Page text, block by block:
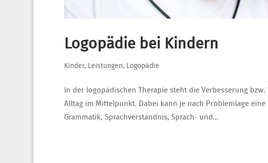
Logopädie bei Kindern
Kinder, Leistungen, Logopädie
In der logopädischen Therapie steht die Verbesserung
Alltag im Mittelpunkt. Dabei kann je nach Problemlage
Grammatik, Sprachverständnis, Sprach- und...